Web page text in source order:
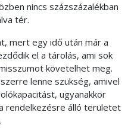
nincs százszázalékban
tér.
mert egy idő után már a
el a tárolás, ami sok
követelhet meg.
lenne szükség, amivel
ugyanakkor
rendelkezésre álló területet